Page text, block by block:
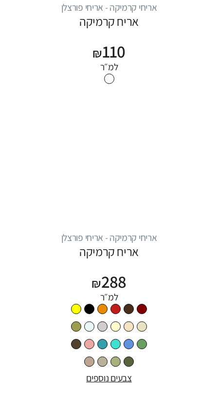
אריחי קרמיקה - אריחי פורצלן
אריח קרמיקה
₪110
למ״ר
אריחי קרמיקה - אריחי פורצלן
אריח קרמיקה
₪288
למ״ר
צבעים נוספים